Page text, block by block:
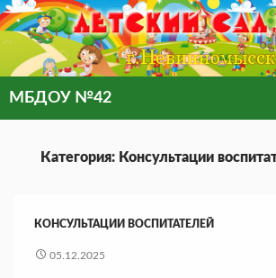
МБДОУ №42
Поиск
СОДЕРЖИМОМУ
Категория: Консультации
КОНСУЛЬТАЦИИ ВОСПИТАТЕЛЕЙ
05.12.2025